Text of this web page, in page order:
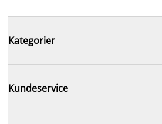
Kategorier
Kundeservice